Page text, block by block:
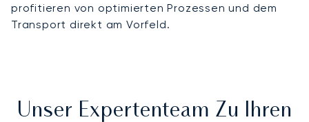
profitieren von optimierten Prozessen und dem
Transport direkt am Vorfeld.
Unser Expertenteam Zu Ihren